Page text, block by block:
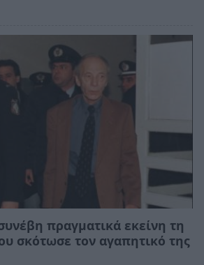
πραγματικά εκείνη τη
σκότωσε τον αγαπητικό της